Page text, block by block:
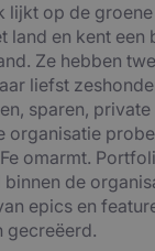
lijkt op de
land en kent een
Ze hebben
liefst
sparen,
organisatie
omarmt.
de
epics en
gecreëerd.